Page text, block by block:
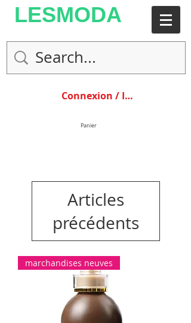
LESMODA
Connexion / Inscription
Panier
Articles
précédents
marchandises neuves